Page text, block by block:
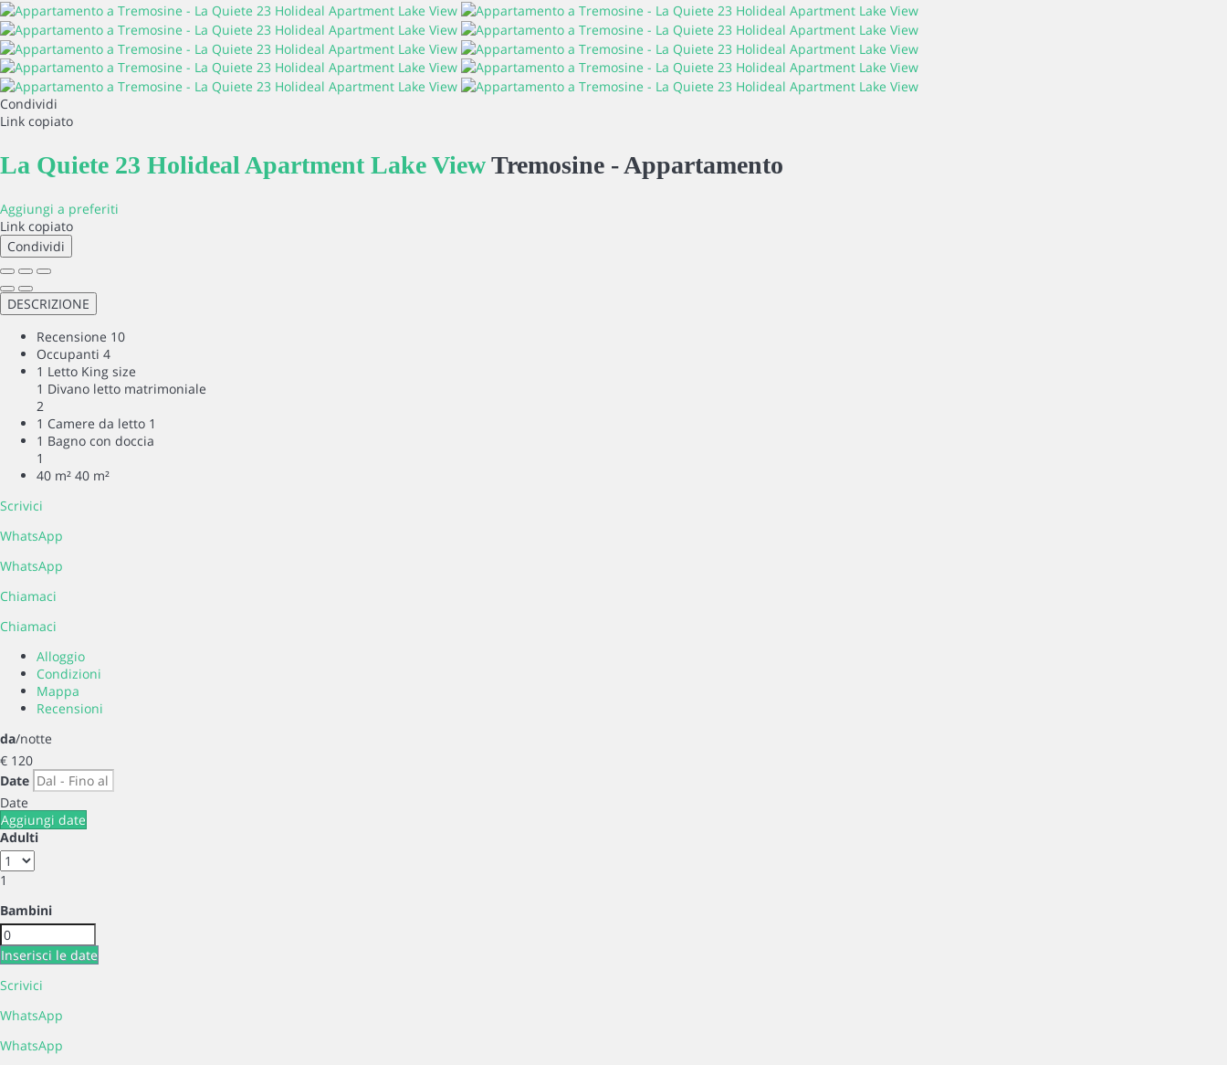
Condividi
Link copiato
La Quiete 23 Holideal Apartment Lake ViewTremosine -Appartamento
Aggiungi a preferiti
Link copiato
Condividi
DESCRIZIONE
Recensione 10
Occupanti 4
1 Letto King size
1 Divano letto matrimoniale
2
1 Camere da letto 1
1 Bagno con doccia
1
40 m² 40 m²
Scrivici
WhatsApp
WhatsApp
Chiamaci
Chiamaci
Alloggio
Condizioni
Mappa
Recensioni
da/notte
€ 120
Date
Date
Aggiungi date
Adulti
1
Bambini
Inserisci le date
Scrivici
WhatsApp
WhatsApp